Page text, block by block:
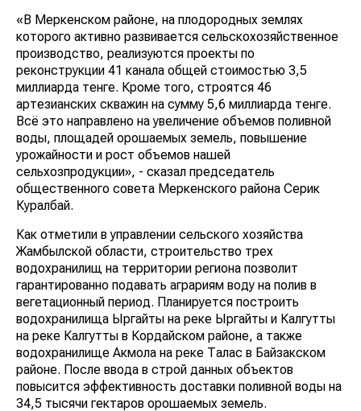
«В Меркенском районе, на плодородных землях
которого активно развивается сельскохозяйственное
производство, реализуются проекты по реконструкции
41 канала общей стоимостью 3,5 миллиарда тенге.
Кроме того, строятся 46 артезианских скважин на
сумму 5,6 миллиарда тенге. Всё это направлено на
увеличение объемов поливной воды, площадей
орошаемых земель, повышение урожайности и рост
объемов нашей сельхозпродукции», - сказал
председатель общественного совета Меркенского
района Серик Куралбай.
Жамбылской области, строительство трех
водохранилищ на территории региона позволит
гарантированно подавать аграриям воду на полив в
вегетационный период. Планируется построить
водохранилища Ыргайты на реке Ыргайты и Калгутты
на реке Калгутты в Кордайском районе, а также
водохранилище Акмола на реке Талас в Байзакском
районе. После ввода в строй данных объектов
повысится эффективность доставки поливной воды
на 34,5 тысячи гектаров орошаемых земель.